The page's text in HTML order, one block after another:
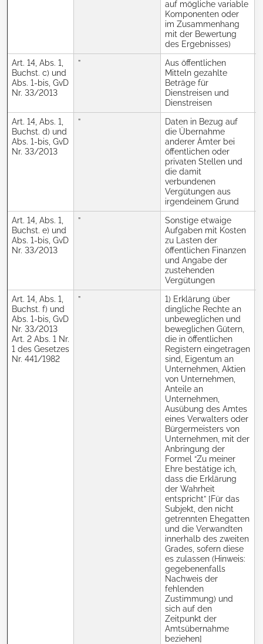
auf mögliche variable
Komponenten oder
im Zusammenhang
mit der Bewertung
des Ergebnisses)
Art. 14, Abs. 1,
Buchst. c) und
Abs. 1-bis, GvD
Nr. 33/2013
”
Aus öffentlichen
Mitteln gezahlte
Beträge für
Dienstreisen und
Dienstreisen
Art. 14, Abs. 1,
Buchst. d) und
Abs. 1-bis, GvD
Nr. 33/2013
”
Daten in Bezug auf
die Übernahme
anderer Ämter bei
öffentlichen oder
privaten Stellen und
die damit
verbundenen
Vergütungen aus
irgendeinem Grund
Art. 14, Abs. 1,
Buchst. e) und
Abs. 1-bis, GvD
Nr. 33/2013
”
Sonstige etwaige
Aufgaben mit Kosten
zu Lasten der
öffentlichen Finanzen
und Angabe der
zustehenden
Vergütungen
Art. 14, Abs. 1,
Buchst. f) und
Abs. 1-bis, GvD
Nr. 33/2013
Art. 2 Abs. 1 Nr.
1 des Gesetzes
Nr. 441/1982
”
1) Erklärung über
dingliche Rechte an
unbeweglichen und
beweglichen Gütern,
die in öffentlichen
Registern eingetragen
sind, Eigentum an
Unternehmen, Aktien
von Unternehmen,
Anteile an
Unternehmen,
Ausübung des Amtes
eines Verwalters oder
Bürgermeisters von
Unternehmen, mit der
Anbringung der
Formel “Zu meiner
Ehre bestätige ich,
dass die Erklärung
der Wahrheit
entspricht” [Für das
Subjekt, den nicht
getrennten Ehegatten
und die Verwandten
innerhalb des zweiten
Grades, sofern diese
es zulassen (Hinweis:
gegebenenfalls
Nachweis der
fehlenden
Zustimmung) und
sich auf den
Zeitpunkt der
Amtsübernahme
beziehen]